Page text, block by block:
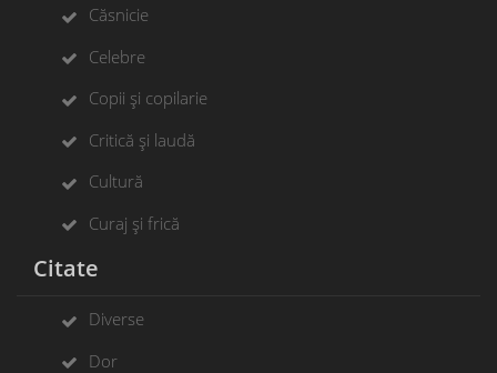
Căsnicie
Celebre
Copii și copilarie
Critică și laudă
Cultură
Curaj și frică
Citate
Diverse
Dor